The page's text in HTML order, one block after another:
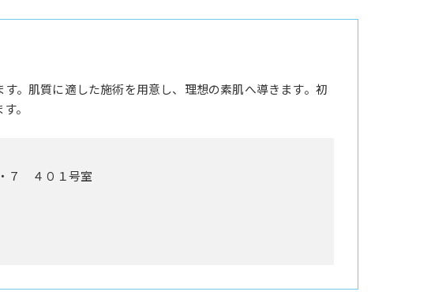
。肌質に適した施術を用意し、理想の素肌へ導きます。初
。
７ ４０１号室